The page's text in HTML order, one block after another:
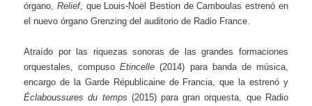
órgano, Relief, que Louis-Noël Bestion de Camboulas estrenó en
el nuevo órgano Grenzing del auditorio de Radio France.
Atraído por las riquezas sonoras de las grandes formaciones
orquestales, compusoEtincelle(2014) para banda de música,
encargo de la Garde Républicaine de Francia, que la estrenó y
Éclaboussures du temps (2015) para gran orquesta, que Radio